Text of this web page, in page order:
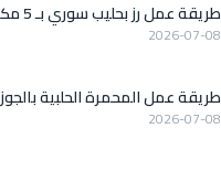
طريقة عمل رز بحليب سوري بـ 5 مكونات
2026-07-08
طريقة عمل المحمرة الحلبية بالجوز
2026-07-08